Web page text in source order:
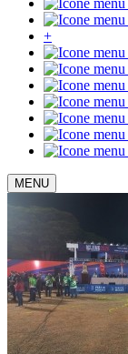
+
MENU